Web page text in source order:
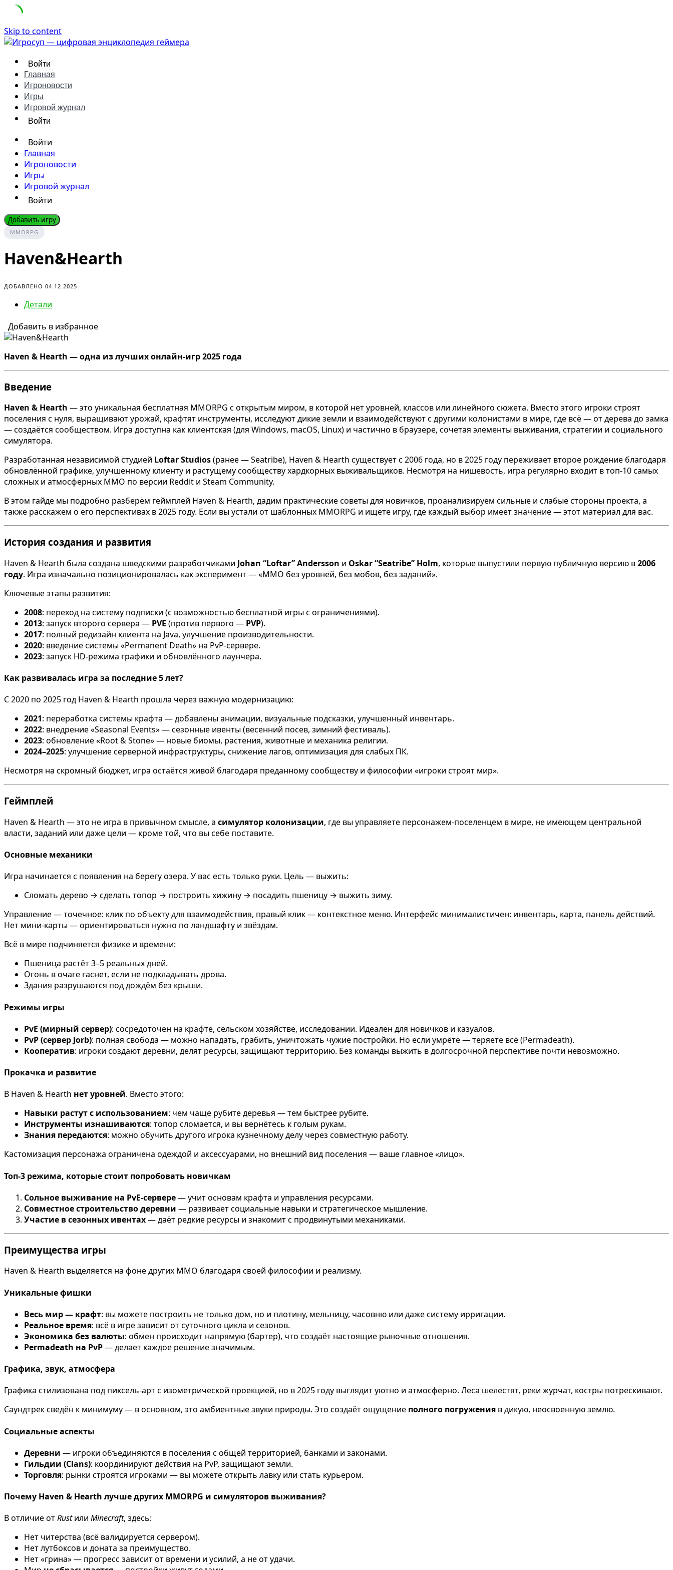
Skip to content
Войти
Главная
Игроновости
Игры
Игровой журнал
Войти
Войти
Главная
Игроновости
Игры
Игровой журнал
Войти
Добавить игру
MMORPG
Haven&Hearth
ДОБАВЛЕНО 04.12.2025
Детали
Добавить в избранное
Haven & Hearth — одна из лучших онлайн-игр 2025 года
Введение
Haven & Hearth — это уникальная бесплатная MMORPG с открытым миром, в которой нет уровней, классов или линейного сюжета. Вместо этого игроки строят
поселения с нуля, выращивают урожай, крафтят инструменты, исследуют дикие земли и взаимодействуют с другими колонистами в мире, где всё — от дерева до замка
— создаётся сообществом. Игра доступна как клиентская (для Windows, macOS, Linux) и частично в браузере, сочетая элементы выживания, стратегии и социального
симулятора.
Разработанная независимой студией Loftar Studios(ранее — Seatribe), Haven & Hearth существует с 2006 года, но в 2025 году переживает второе рождение благодаря
обновлённой графике, улучшенному клиенту и растущему сообществу хардкорных выживальщиков. Несмотря на нишевость, игра регулярно входит в топ-10 самых
сложных и атмосферных MMO по версии Reddit и Steam Community.
В этом гайде мы подробно разберём геймплей Haven & Hearth, дадим практические советы для новичков, проанализируем сильные и слабые стороны проекта, а
также расскажем о его перспективах в 2025 году. Если вы устали от шаблонных MMORPG и ищете игру, где каждый выбор имеет значение — этот материал для вас.
История создания и развития
Haven & Hearth была создана шведскими разработчиками Johan “Loftar” Andersson и Oskar “Seatribe” Holm, которые выпустили первую публичную версию в2006
году. Игра изначально позиционировалась как эксперимент — «MMO без уровней, без мобов, без заданий».
Ключевые этапы развития:
2008: переход на систему подписки (с возможностью бесплатной игры с ограничениями).
2013: запуск второго сервера — PVE (против первого — PVP).
2017: полный редизайн клиента на Java, улучшение производительности.
2020: введение системы «Permanent Death» на PvP-сервере.
2023: запуск HD-режима графики и обновлённого лаунчера.
Как развивалась игра за последние 5 лет?
С 2020 по 2025 год Haven & Hearth прошла через важную модернизацию:
2021: переработка системы крафта — добавлены анимации, визуальные подсказки, улучшенный инвентарь.
2022: внедрение «Seasonal Events» — сезонные ивенты (весенний посев, зимний фестиваль).
2023: обновление «Root & Stone» — новые биомы, растения, животные и механика религии.
2024–2025: улучшение серверной инфраструктуры, снижение лагов, оптимизация для слабых ПК.
Несмотря на скромный бюджет, игра остаётся живой благодаря преданному сообществу и философии «игроки строят мир».
Геймплей
Haven & Hearth — это не игра в привычном смысле, а симулятор колонизации, где вы управляете персонажем-поселенцем в мире, не имеющем центральной
власти, заданий или даже цели — кроме той, что вы себе поставите.
Основные механики
Игра начинается с появления на берегу озера. У вас есть только руки. Цель — выжить:
Сломать дерево → сделать топор → построить хижину → посадить пшеницу → выжить зиму.
Управление — точечное: клик по объекту для взаимодействия, правый клик — контекстное меню. Интерфейс минималистичен: инвентарь, карта, панель действий.
Нет мини-карты — ориентироваться нужно по ландшафту и звёздам.
Всё в мире подчиняется физике и времени:
Пшеница растёт 3–5 реальных дней.
Огонь в очаге гаснет, если не подкладывать дрова.
Здания разрушаются под дождём без крыши.
Режимы игры
PvE (мирный сервер): сосредоточен на крафте, сельском хозяйстве, исследовании. Идеален для новичков и казуалов.
PvP (сервер Jorb): полная свобода — можно нападать, грабить, уничтожать чужие постройки. Но если умрёте — теряете всё (Permadeath).
Кооператив: игроки создают деревни, делят ресурсы, защищают территорию. Без команды выжить в долгосрочной перспективе почти невозможно.
Прокачка и развитие
В Haven & Hearth нет уровней. Вместо этого:
Навыки растут с использованием: чем чаще рубите деревья — тем быстрее рубите.
Инструменты изнашиваются: топор сломается, и вы вернётесь к голым рукам.
Знания передаются: можно обучить другого игрока кузнечному делу через совместную работу.
Кастомизация персонажа ограничена одеждой и аксессуарами, но внешний вид поселения — ваше главное «лицо».
Топ-3 режима, которые стоит попробовать новичкам
Сольное выживание на PvE-сервере— учит основам крафта и управления ресурсами.
Совместное строительство деревни — развивает социальные навыки и стратегическое мышление.
Участие в сезонных ивентах— даёт редкие ресурсы и знакомит с продвинутыми механиками.
Преимущества игры
Haven & Hearth выделяется на фоне других MMO благодаря своей философии и реализму.
Уникальные фишки
Весь мир — крафт: вы можете построить не только дом, но и плотину, мельницу, часовню или даже систему ирригации.
Реальное время: всё в игре зависит от суточного цикла и сезонов.
Экономика без валюты: обмен происходит напрямую (бартер), что создаёт настоящие рыночные отношения.
Permadeath на PvP— делает каждое решение значимым.
Графика, звук, атмосфера
Графика стилизована под пиксель-арт с изометрической проекцией, но в 2025 году выглядит уютно и атмосферно. Леса шелестят, реки журчат, костры потрескивают.
Саундтрек сведён к минимуму — в основном, это амбиентные звуки природы. Это создаёт ощущение полного погружения в дикую, неосвоенную землю.
Социальные аспекты
Деревни — игроки объединяются в поселения с общей территорией, банками и законами.
Гильдии (Clans): координируют действия на PvP, защищают земли.
Торговля: рынки строятся игроками — вы можете открыть лавку или стать курьером.
Почему Haven & Hearth лучше других MMORPG и симуляторов выживания?
В отличие отRustили Minecraft, здесь:
Нет читерства (всё валидируется сервером).
Нет лутбоксов и доната за преимущество.
Нет «грина» — прогресс зависит от времени и усилий, а не от удачи.